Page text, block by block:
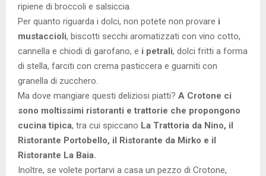
ripiene di broccoli e salsiccia.
Per quanto riguarda i dolci, non potete non provare i
mustaccioli, biscotti secchi aromatizzati con vino cotto,
cannella e chiodi di garofano, e i petrali, dolci fritti a forma
di stella, farciti con crema pasticcera e guarniti con
granella di zucchero.
Ma dove mangiare questi deliziosi piatti? A Crotone ci
sono moltissimi ristoranti e trattorie che propongono
cucina tipica, tra cui spiccano La Trattoria da Nino, il
Ristorante Portobello, il Ristorante da Mirko e il
Ristorante La Baia.
Inoltre, se volete portarvi a casa un pezzo di Crotone,